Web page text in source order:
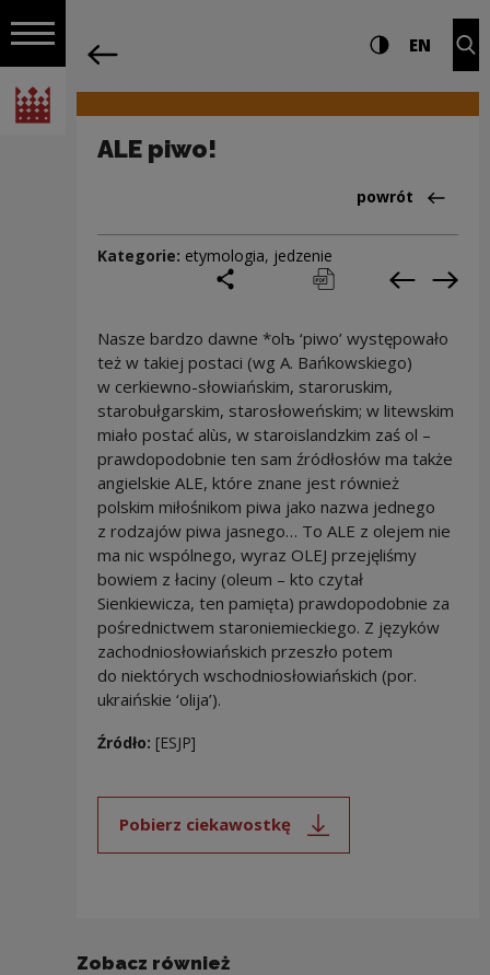
Włącz nawigację
Narodowe Centrum Kultury
Nawigacja Ustawienia i Wysoki
EN
ALE piwo!
Powrót
powrót
Kategorie: etymologia, jedzenie
podziel się
drukuj pobierz
Nasze bardzo dawne *olъ ‘piwo’ występowało
też w takiej postaci (wg A. Bańkowskiego)
w cerkiewno-słowiańskim, staroruskim,
starobułgarskim, starosłoweńskim; w litewskim
miało postać alùs, w staroislandzkim zaś ol –
prawdopodobnie ten sam źródłosłów ma także
angielskie ALE, które znane jest również
polskim miłośnikom piwa jako nazwa jednego
z rodzajów piwa jasnego… To ALE z olejem nie
ma nic wspólnego, wyraz OLEJ przejęliśmy
bowiem z łaciny (oleum – kto czytał
Sienkiewicza, ten pamięta) prawdopodobnie za
pośrednictwem staroniemieckiego. Z języków
zachodniosłowiańskich przeszło potem
do niektórych wschodniosłowiańskich (por.
ukraińskie ‘olija’).
Źródło: [ESJP]
Pobierz ciekawostkę
Uwaga, link zostanie otwarty
Zobacz również